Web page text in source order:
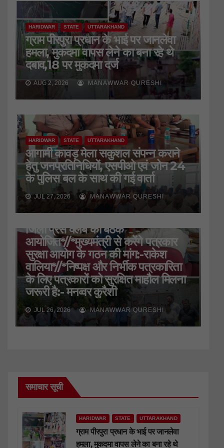
HARIDWAR STATE UTTARAKHAND
ग्राम पीरपुरा प्रधान के भाई पर जानलेवा
हमला, मुकदमा वापस लेने का बना रहे थे
दबाव,18 पर मुकदमा दर्ज
AUG 2, 2026 MANAWWAR QURESHI
HARIDWAR STATE UTTARAKHAND
आगामी कावड़ मेला सकुशल संपन्न कराने
हेतु जनप्रतिनिधियों, एसपीओ एवं जोन 24
के पुलिस बल के साथ की गई वार्ता
JUL 27, 2026 MANAWWAR QURESHI
जिला प्रेस क्लब की बैठक
आयोजित*//*मुख्यमंत्री से करेंगे पत्रकार
सुरक्षा आयोग के गठन की मांग:-राकेश
वालिया*//*निष्पक्ष और निर्भीक पत्रकारिता
के लिए पत्रकारों को सुरक्षित माहौल मिलना
जरूरी है:- मनव्वर कुरैशी
JUL 26, 2026 MANAWWAR QURESHI
समाचार सूची
HARIDWAR STATE UTTARAKHAND
ग्राम पीरपुरा प्रधान के भाई पर जानलेवा
हमला, मुकदमा वापस लेने का बना रहे थे